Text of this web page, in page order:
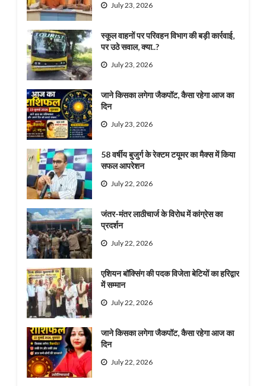
July 23, 2026
स्कूल वाहनों पर परिवहन विभाग की बड़ी कार्रवाई,
पर उठे सवाल, क्या..?
July 23, 2026
जाने किसका लगेगा जैकपॉट, कैसा रहेगा आज का
दिन
July 23, 2026
58 वर्षीय बुजुर्ग के रेक्टम टयूमर का मैक्स में किया
सफल आपरेशन
July 22, 2026
जंतर-मंतर लाठीचार्ज के विरोध में कांग्रेस का
प्रदर्शन
July 22, 2026
एशियन बॉक्सिंग की पदक विजेता बेटियों का हरिद्वार
में सम्मान
July 22, 2026
जाने किसका लगेगा जैकपॉट, कैसा रहेगा आज का
दिन
July 22, 2026